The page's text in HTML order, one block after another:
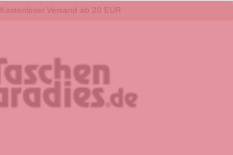
Kostenloser Versand ab 20 EUR